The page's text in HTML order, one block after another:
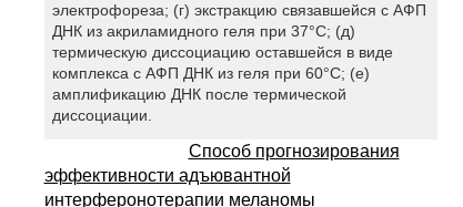
электрофореза; (г) экстракцию связавшейся с АФП
ДНК из акриламидного геля при 37°С; (д)
термическую диссоциацию оставшейся в виде
комплекса с АФП ДНК из геля при 60°С; (е)
амплификацию ДНК после термической
диссоциации.
Способ прогнозирования
эффективности адъювантной
интерферонотерапии меланомы